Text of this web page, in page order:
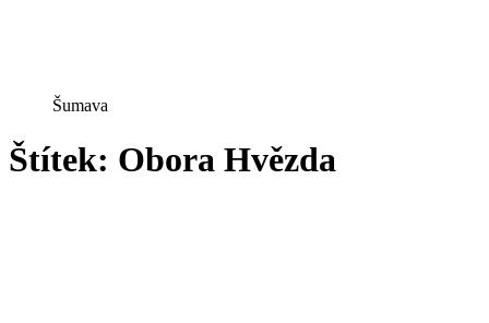
Šumava
Štítek: Obora Hvězda